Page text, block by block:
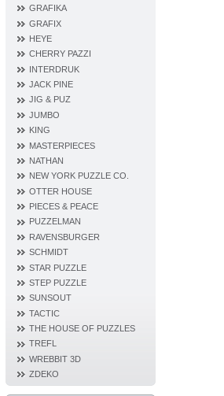
GRAFIKA
GRAFIX
HEYE
CHERRY PAZZI
INTERDRUK
JACK PINE
JIG & PUZ
JUMBO
KING
MASTERPIECES
NATHAN
NEW YORK PUZZLE CO.
OTTER HOUSE
PIECES & PEACE
PUZZELMAN
RAVENSBURGER
SCHMIDT
STAR PUZZLE
STEP PUZZLE
SUNSOUT
TACTIC
THE HOUSE OF PUZZLES
TREFL
WREBBIT 3D
ZDEKO